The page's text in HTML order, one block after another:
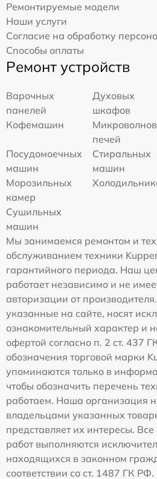
Ремонтируемые модели
Наши услуги
Согласие на обработку
Способы оплаты
Ремонт устройств
Варочных
панелей
Духовых
шкафов
Кофемашин
печей
Посудомоечных
машин
Стиральных
машин
Морозильных
камер
Сушильных
машин
Мы занимаемся ремонтом и
обслуживанием техники
гарантийного периода. Наш
работает независимо и не
авторизации от
указанные на сайте, носят
ознакомительный характер и
офертой согласно п. 2 ст. 437
обозначения торговой марки
упоминаются только в
чтобы обозначить перечень
работаем. Наша организация
владельцами указанных
представляет их интересы.
работ выполняются
находящихся в законном
соответствии со ст. 1487 ГК РФ.